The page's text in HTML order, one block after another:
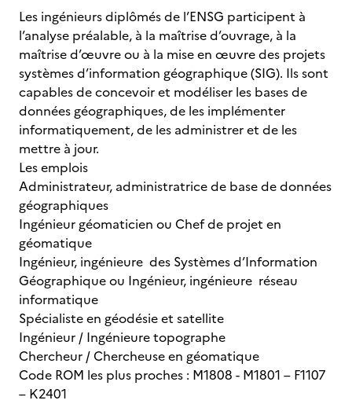
Les ingénieurs diplômés de l’ENSG participent à
l’analyse préalable, à la maîtrise d’ouvrage, à la
maîtrise d’œuvre ou à la mise en œuvre des projets
systèmes d’information géographique (SIG). Ils sont
capables de concevoir et modéliser les bases de
données géographiques, de les implémenter
informatiquement, de les administrer et de les
mettre à jour.
Les emplois
Administrateur, administratrice de base de données
géographiques
Ingénieur géomaticien ou Chef de projet en
géomatique
Ingénieur, ingénieure des Systèmes d’Information
Géographique ou Ingénieur, ingénieure réseau
informatique
Spécialiste en géodésie et satellite
Ingénieur / Ingénieure topographe
Chercheur / Chercheuse en géomatique
Code ROM les plus proches : M1808 - M1801 – F1107
– K2401